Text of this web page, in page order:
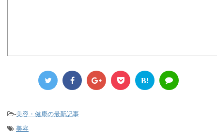
B!
-美容・健康の最新記事
-美容